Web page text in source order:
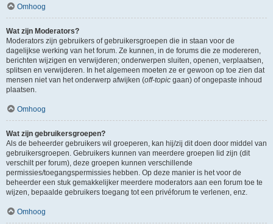
Omhoog
Wat zijn Moderators?
Moderators zijn gebruikers of gebruikersgroepen die in staan voor de
dagelijkse werking van het forum. Ze kunnen, in de forums die ze modereren,
berichten wijzigen en verwijderen; onderwerpen sluiten, openen, verplaatsen,
splitsen en verwijderen. In het algemeen moeten ze er gewoon op toe zien dat
mensen niet van het onderwerp afwijken (off-topic gaan) of ongepaste inhoud
plaatsen.
Omhoog
Wat zijn gebruikersgroepen?
Als de beheerder gebruikers wil groeperen, kan hij/zij dit doen door middel van
gebruikersgroepen. Gebruikers kunnen van meerdere groepen lid zijn (dit
verschilt per forum), deze groepen kunnen verschillende
permissies/toegangspermissies hebben. Op deze manier is het voor de
beheerder een stuk gemakkelijker meerdere moderators aan een forum toe te
wijzen, bepaalde gebruikers toegang tot een privéforum te verlenen, enz.
Omhoog